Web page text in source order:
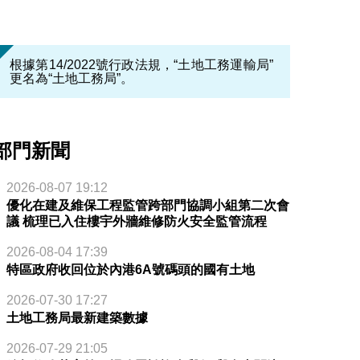
根據第14/2022號行政法規，“土地工務運輸局”
更名為“土地工務局”。
門新聞
2026-08-07 19:12
優化在建及維保工程監管跨部門協調小組第二次會
議 梳理已入住樓宇外牆維修防火安全監管流程
2026-08-04 17:39
特區政府收回位於內港6A號碼頭的國有土地
2026-07-30 17:27
土地工務局最新建築數據
2026-07-29 21:05